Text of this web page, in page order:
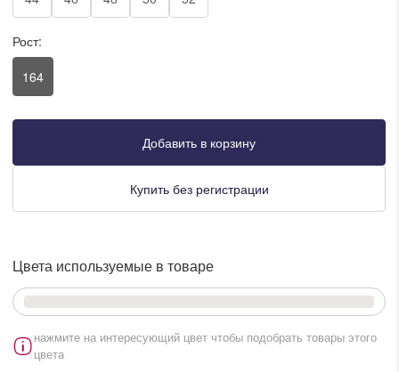
в WhatsApp
в Viber
колл-центра:
- 19:00
- 15:00
Рост:
164
Добавить в корзину
Купить без регистрации
Цвета используемые в товаре
нажмите на интересующий цвет чтобы подобрать товары этого
цвета